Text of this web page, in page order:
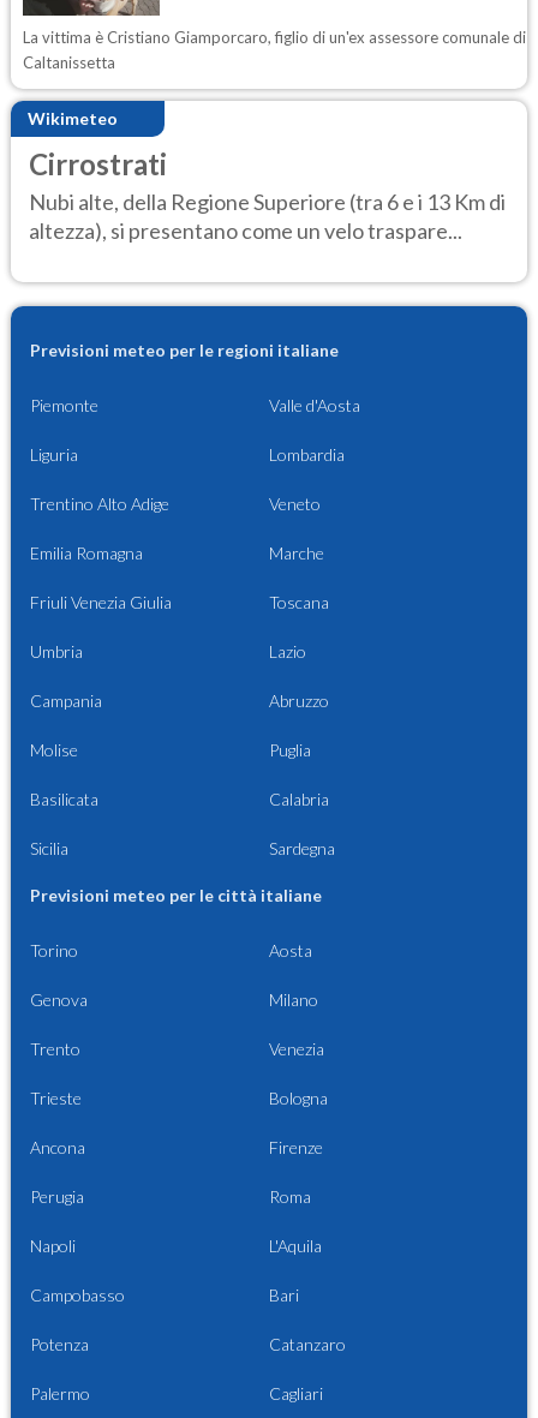
La vittima è Cristiano Giamporcaro, figlio di un'ex assessore comunale di
Caltanissetta
Wikimeteo
Cirrostrati
Nubi alte, della Regione Superiore (tra 6 e i 13 Km di
altezza), si presentano come un velo traspare...
Previsioni meteo per le regioni italiane
Piemonte Valle d'Aosta
Liguria Lombardia
Trentino Alto Adige Veneto
Emilia Romagna Marche
Friuli Venezia Giulia Toscana
Umbria Lazio
Campania Abruzzo
Molise Puglia
Basilicata Calabria
Sicilia Sardegna
Previsioni meteo per le città italiane
Torino Aosta
Genova Milano
Trento Venezia
Trieste Bologna
Ancona Firenze
Perugia Roma
Napoli L'Aquila
Campobasso Bari
Potenza Catanzaro
Palermo Cagliari